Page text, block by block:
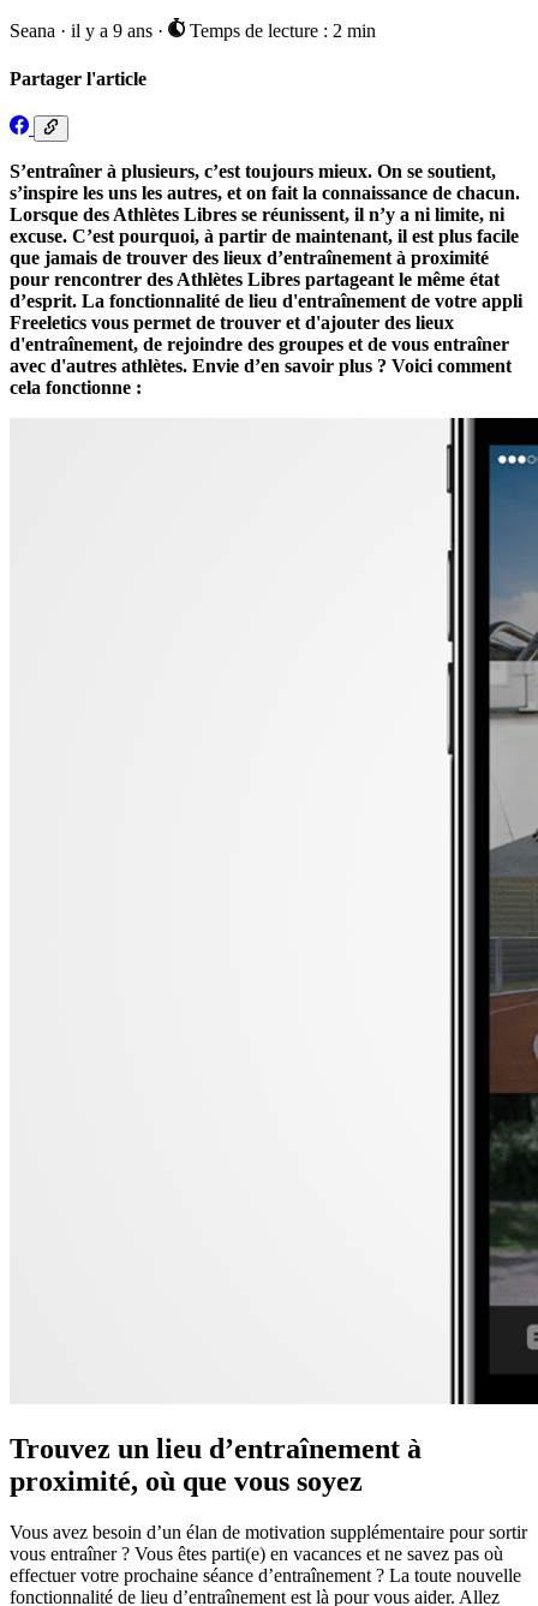
Seana · il y a 9 ans · Temps de lecture : 2 min
Partager l'article
S’entraîner à plusieurs, c’est toujours mieux. On se soutient,
s’inspire les uns les autres, et on fait la connaissance de chacun.
Lorsque des Athlètes Libres se réunissent, il n’y a ni limite, ni
excuse. C’est pourquoi, à partir de maintenant, il est plus facile
que jamais de trouver des lieux d’entraînement à proximité
pour rencontrer des Athlètes Libres partageant le même état
d’esprit. La fonctionnalité de lieu d'entraînement de votre appli
Freeletics vous permet de trouver et d'ajouter des lieux
d'entraînement, de rejoindre des groupes et de vous entraîner
avec d'autres athlètes. Envie d’en savoir plus ? Voici comment
cela fonctionne :
Trouvez un lieu d’entraînement à
proximité, où que vous soyez
Vous avez besoin d’un élan de motivation supplémentaire pour sortir
vous entraîner ? Vous êtes parti(e) en vacances et ne savez pas où
effectuer votre prochaine séance d’entraînement ? La toute nouvelle
fonctionnalité de lieu d’entraînement est là pour vous aider. Allez